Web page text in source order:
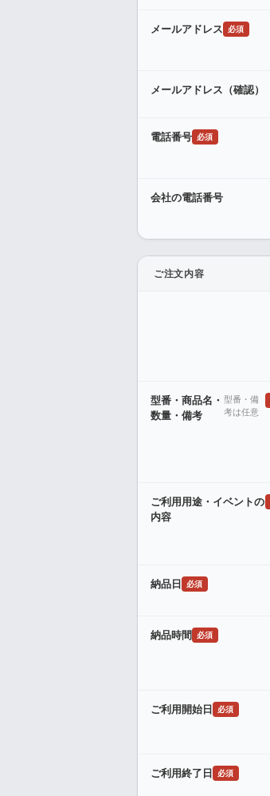
メールアドレス 必須
メールアドレス（確認）
電話番号 必須
会社の電話番号
ご注文内容
型番・商品名・
数量・備考
型番・備
考は任意
ご利用用途・イベントの
内容
納品日 必須
納品時間 必須
ご利用開始日 必須
ご利用終了日 必須